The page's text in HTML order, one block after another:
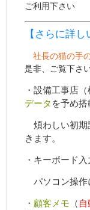
ご利用下さい
【さらに詳し
社長の猫の手
是非、ご覧下さい
・設備工事店
データ を予め搭
煩わしい初期
きます。
・キーボード入
パソコン操作
・ 顧客メモ （